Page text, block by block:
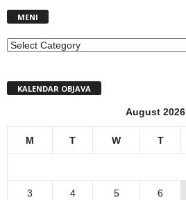
MENI
MENI
KALENDAR OBJAVA
August 2026
M T W T
3 4 5 6